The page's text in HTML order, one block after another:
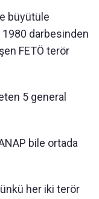
büyütüle
1980 darbesinden
FETÖ terör
5 general
bile ortada
her iki terör